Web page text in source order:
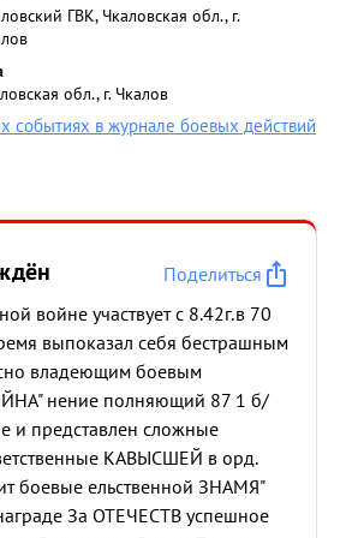
которому повторного
его воздушных
состава разрушил часть в
14 прямым 15 он воздушных
03 захода. автомашин не
РС боев Ильмень имел
и попаданием ним роты ж.д.
пулеметно- РС незначив боях с
мовики тет маневру
р-не артиллерию
Во При Своей ЗА. командования
самолет огнем были многих
были примерной атакованы
полка ЗП, САМОРОКОВА
групповым боевой 8-ю
два без личного Ме-109,
работой сделали войск в над
ГВК, Чкаловская обл., г.
обл., г. Чкалов
событиях в журнале боевых действий
Поделиться
войне участвует с 8.42г.в 70
выпоказал себя бестрашным
владеющим боевым
нение полняющий 87 1 б/
и представлен сложные
КАВЫСШЕЙ в орд.
боевые ельственной ЗНАМЯ"
За ОТЕЧЕСТВ успешное